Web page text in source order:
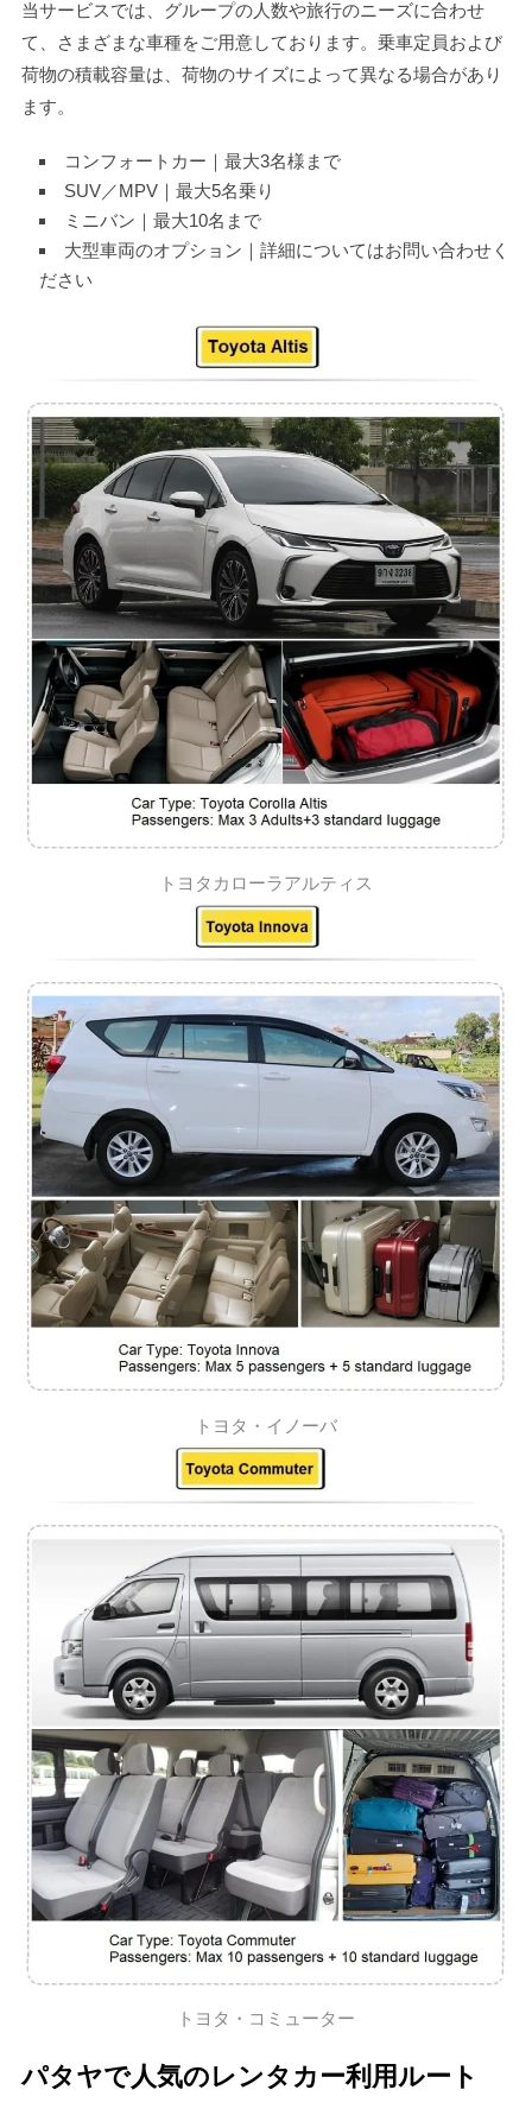
当サービスでは、グループの人数や旅行のニーズに合わせ
て、さまざまな車種をご用意しております。乗車定員および
荷物の積載容量は、荷物のサイズによって異なる場合があり
ます。
コンフォートカー｜最大3名様まで
SUV／MPV｜最大5名乗り
ミニバン｜最大10名まで
大型車両のオプション｜詳細についてはお問い合わせく
ださい
トヨタカローラアルティス
トヨタ・イノーバ
トヨタ・コミューター
パタヤで人気のレンタカー利用ルート